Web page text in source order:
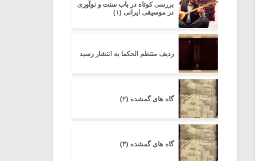
بررسی کوتاه در باب سنت و نوآوری
در موسیقی ایرانی (۱)
ردیف منتظم الحکما به انتشار رسید
گاه های گمشده (۲)
گاه های گمشده (۳)